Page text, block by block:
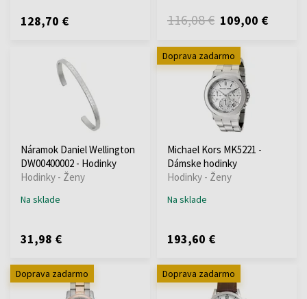
128,70 € 116,08 € 109,00 €
Náramok Daniel Wellington
DW00400002 - Hodinky
Hodinky - Ženy
Na sklade
31,98 €
Doprava zadarmo
Michael Kors MK5221 -
Dámske hodinky
Hodinky - Ženy
Na sklade
193,60 €
Doprava zadarmo Doprava zadarmo